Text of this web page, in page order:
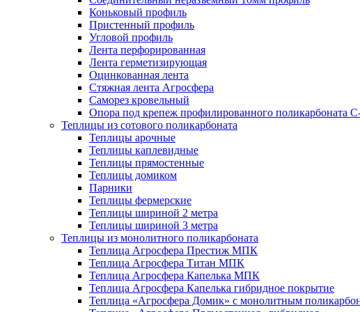
Коньковый профиль
Пристенный профиль
Угловой профиль
Лента перфорированная
Лента герметизирующая
Оцинкованная лента
Стяжная лента Агросфера
Саморез кровельный
Опора под крепеж профилированного поликарбоната
Теплицы из сотового поликарбоната
Теплицы арочные
Теплицы каплевидные
Теплицы прямостенные
Теплицы домиком
Парники
Теплицы фермерские
Теплицы шириной 2 метра
Теплицы шириной 3 метра
Теплицы из монолитного поликарбоната
Теплица Агросфера Престиж МПК
Теплица Агросфера Титан МПК
Теплица Агросфера Капелька МПК
Теплица Агросфера Капелька гибридное покрытие
Теплица «Агросфера Домик» с монолитным